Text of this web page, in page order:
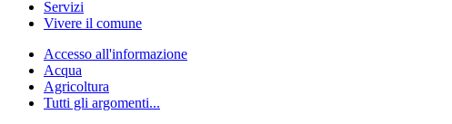
Servizi
Vivere il comune
Accesso all'informazione
Acqua
Agricoltura
Tutti gli argomenti...